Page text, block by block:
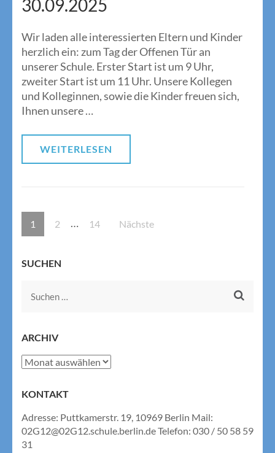
30.09.2025
Wir laden alle interessierten Eltern und Kinder
herzlich ein: zum Tag der Offenen Tür an
unserer Schule. Erster Start ist um 9 Uhr,
zweiter Start ist um 11 Uhr. Unsere Kollegen
und Kolleginnen, sowie die Kinder freuen sich,
Ihnen unsere …
WEITERLESEN
Seitennummerierung
der
Seite
1 Seite
2 … Seite
14 Nächste
SUCHEN
Suchen
ARCHIV
Archiv
KONTAKT
Adresse: Puttkamerstr. 19, 10969 Berlin Mail:
02G12@02G12.schule.berlin.de Telefon: 030 / 50 58 59
31